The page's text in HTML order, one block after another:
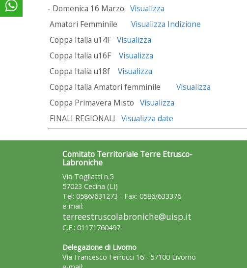
- Domenica 16 Marzo Visualizza
Amatori Femminile Visualizza Indizione
Coppa Italia u14F Visualizza
Coppa Italia u16F Visualizza
Coppa Italia u18f Visualizza
Coppa Italia Amatori femminile Visualizza
Coppa Primavera Misto Visualizza
FINALI REGIONALI Visualizza date
Comitato Territoriale Terre Etrusco-
Labroniche
Via Togliatti n.5
57023 Cecina (LI)
Tel: 0586/631273 - Fax: 0586/633376
e-mail:
terreestruscolabroniche@uisp.it
C.F.: 01171760497
Delegazione di Livorno
Via Francesco Ferrucci 16 - 57100 Livorno